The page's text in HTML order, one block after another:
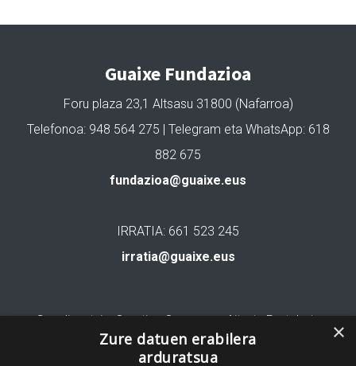
Guaixe Fundazioa
Foru plaza 23,1 Altsasu 31800 (Nafarroa)
Telefonoa: 948 564 275 | Telegram eta WhatsApp: 618
882 675
fundazioa@guaixe.eus
IRRATIA: 661 523 245
irratia@guaixe.eus
Gure lizentzia: Creative Commons Aitortu Partekatu
Codesyntaxek garatua
×
Zure datuen erabilera
arduratsua